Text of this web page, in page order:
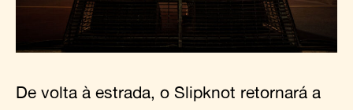
De volta à estrada, o Slipknot retornará a